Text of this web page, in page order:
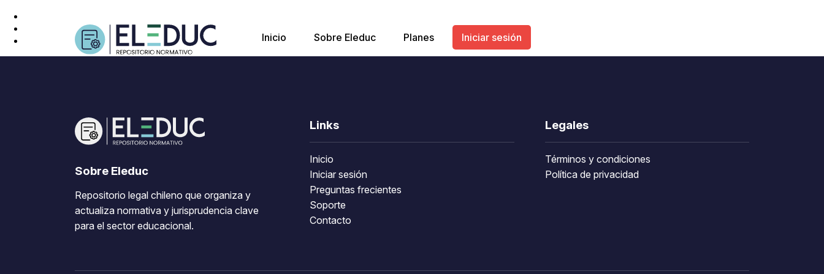
Inicio Sobre Eleduc Planes Iniciar sesión
Sobre Eleduc
Repositorio legal chileno que organiza y
actualiza normativa y jurisprudencia clave
para el sector educacional.
Links
Inicio
Iniciar sesión
Preguntas frecientes
Soporte
Contacto
Legales
Términos y condiciones
Política de privacidad